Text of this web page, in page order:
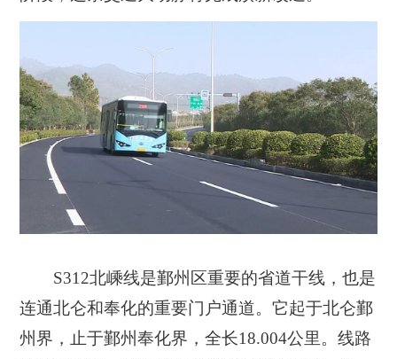
S312北嵊线是鄞州区重要的省道干线，也是
连通北仑和奉化的重要门户通道。它起于北仑鄞
州界，止于鄞州奉化界，全长18.004公里。线路